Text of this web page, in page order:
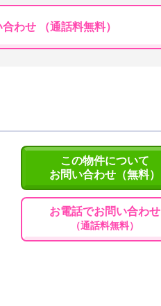
わせ （通話料無料）
この物件について
お問い合わせ（無料）
お電話でお問い合わせ
（通話料無料）